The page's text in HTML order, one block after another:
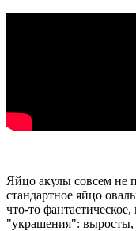
Яйцо акулы совсем не
стандартное яйцо
что-то
"украшения": выросты,